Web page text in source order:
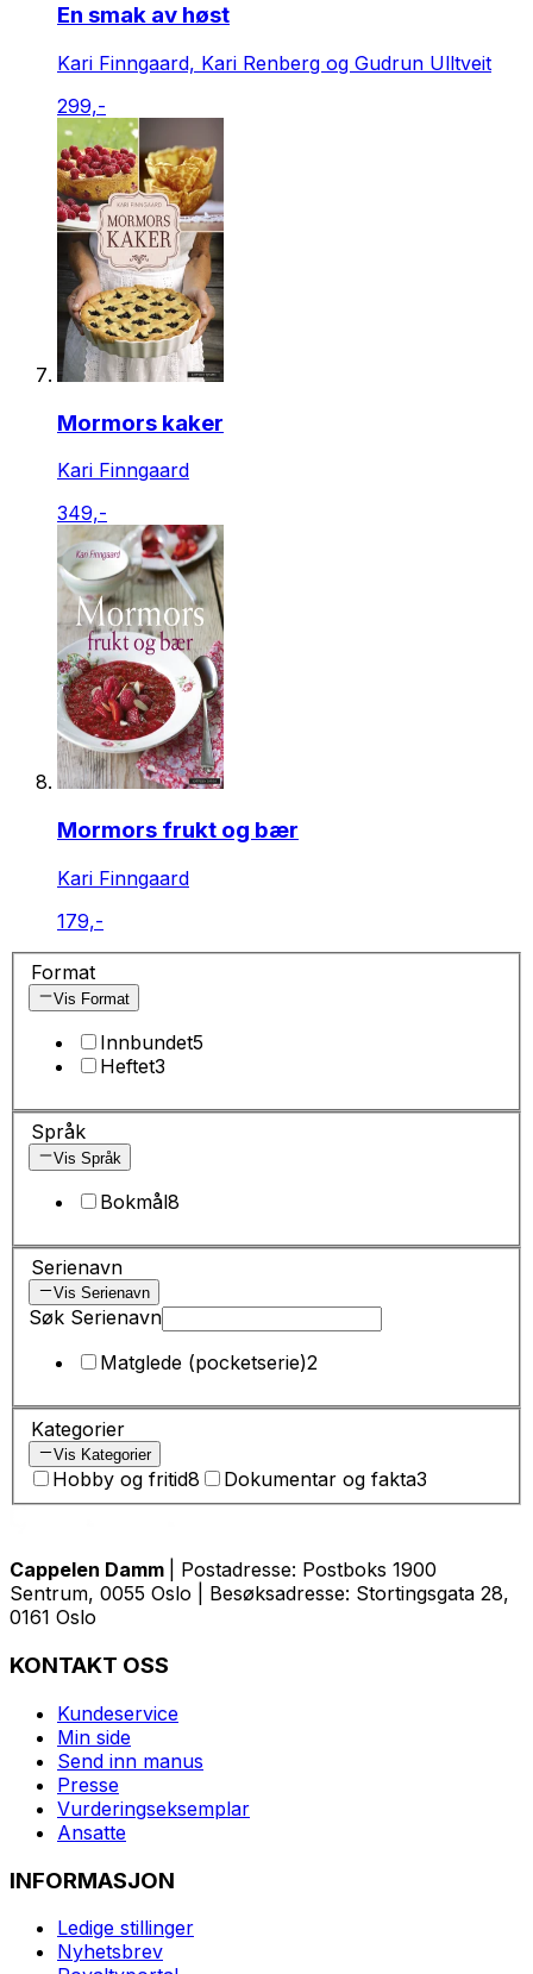
En smak av høst
Kari Finngaard, Kari Renberg og Gudrun Ulltveit
299,-
Mormors kaker
Kari Finngaard
349,-
Mormors frukt og bær
Kari Finngaard
179,-
Format
Vis Format
Innbundet5
Heftet3
Språk
Vis Språk
Bokmål8
Serienavn
Vis Serienavn
Søk Serienavn
Matglede (pocketserie)2
Kategorier
Vis Kategorier
Hobby og fritid8 Dokumentar og fakta3
Cappelen Damm
| Postadresse: Postboks 1900
Sentrum, 0055 Oslo | Besøksadresse: Stortingsgata 28,
0161 Oslo
KONTAKT OSS
Kundeservice
Min side
Send inn manus
Presse
Vurderingseksemplar
Ansatte
INFORMASJON
Ledige stillinger
Nyhetsbrev